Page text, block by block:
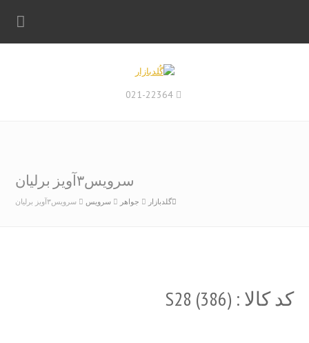
سرویس۳آویز برلیان
گلدبازار جواهر سرویس سرویس۳آویز برلیان
کد کالا : (S28 (386